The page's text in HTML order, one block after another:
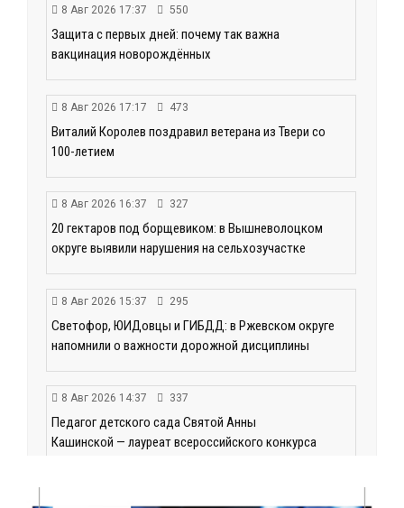
8 Авг 2026 17:37 550
Защита с первых дней: почему так важна
вакцинация новорождённых
8 Авг 2026 17:17 473
Виталий Королев поздравил ветерана из Твери со
100-летием
8 Авг 2026 16:37 327
20 гектаров под борщевиком: в Вышневолоцком
округе выявили нарушения на сельхозучастке
8 Авг 2026 15:37 295
Светофор, ЮИДовцы и ГИБДД: в Ржевском округе
напомнили о важности дорожной дисциплины
8 Авг 2026 14:37 337
Педагог детского сада Святой Анны
Кашинской — лауреат всероссийского конкурса